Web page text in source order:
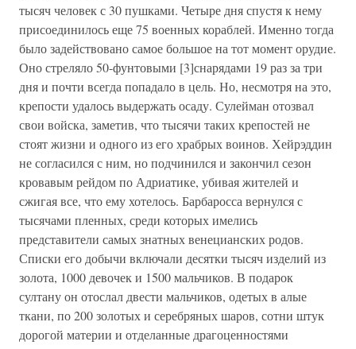
тысяч человек с 30 пушками. Четыре дня спустя к нему
присоединилось еще 75 военных кораблей. Именно тогда
было задействовано самое большое на тот момент орудие.
Оно стреляло 50-фунтовыми [3]снарядами 19 раз за три
дня и почти всегда попадало в цель. Но, несмотря на это,
крепости удалось выдержать осаду. Сулейман отозвал
свои войска, заметив, что тысячи таких крепостей не
стоят жизни и одного из его храбрых воинов. Хейрэддин
не согласился с ним, но подчинился и закончил сезон
кровавым рейдом по Адриатике, убивая жителей и
сжигая все, что ему хотелось. Барбаросса вернулся с
тысячами пленных, среди которых имелись
представители самых знатных венецианских родов.
Списки его добычи включали десятки тысяч изделий из
золота, 1000 девочек и 1500 мальчиков. В подарок
султану он отослал двести мальчиков, одетых в алые
ткани, по 200 золотых и серебряных шаров, сотни штук
дорогой материи и отделанные драгоценностями